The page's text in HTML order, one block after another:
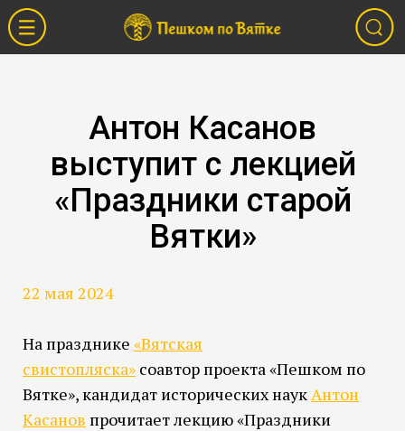
Антон Касанов
выступит с лекцией
«Праздники старой
Вятки»
22 мая 2024
На празднике «Вятская
свистопляска» соавтор проекта «Пешком по
Вятке», кандидат исторических наукАнтон
Касанов прочитает лекцию «Праздники